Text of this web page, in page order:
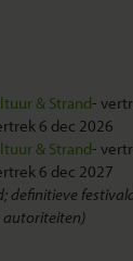
& Strand-
6 dec 2026
& Strand-
6 dec 2027
definitieve
autoriteiten)